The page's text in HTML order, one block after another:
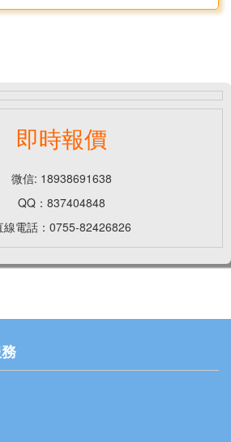
即時報價
微信: 18938691638
QQ：837404848
線電話：0755-82426826